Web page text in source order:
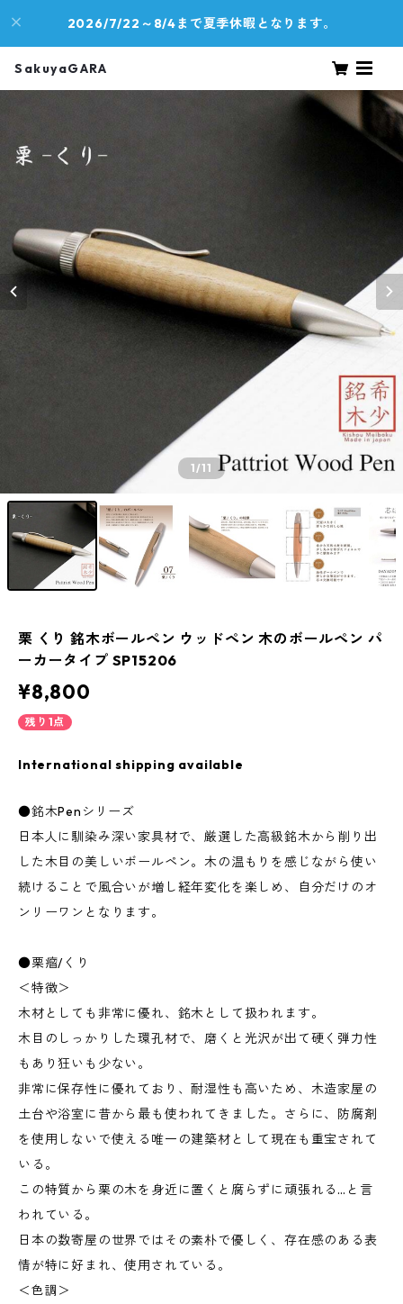
2026/7/22～8/4まで夏季休暇となります。
SakuyaGARA
1/11
栗 くり 銘木ボールペン ウッドペン 木のボールペン パ
ーカータイプ SP15206
¥8,800
残り1点
International shipping available
●銘木Penシリーズ
日本人に馴染み深い家具材で、厳選した高級銘木から削り出
した木目の美しいボールペン。木の温もりを感じながら使い
続けることで風合いが増し経年変化を楽しめ、自分だけのオ
ンリーワンとなります。
●栗瘤/くり
＜特徴＞
木材としても非常に優れ、銘木として扱われます。
木目のしっかりした環孔材で、磨くと光沢が出て硬く弾力性
もあり狂いも少ない。
非常に保存性に優れており、耐湿性も高いため、木造家屋の
土台や浴室に昔から最も使われてきました。さらに、防腐剤
を使用しないで使える唯一の建築材として現在も重宝されて
いる。
この特質から栗の木を身近に置くと腐らずに頑張れる…と言
われている。
日本の数寄屋の世界ではその素朴で優しく、存在感のある表
情が特に好まれ、使用されている。
＜色調＞